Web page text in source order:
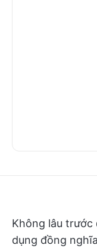
Không lâu trước
dụng đồng